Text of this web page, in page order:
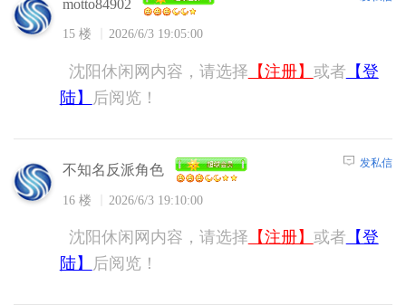
motto84902
15 楼 2026/6/3 19:05:00
沈阳休闲网内容，请选择 【注册】 或者 【登
陆】
后阅览！
不知名反派角色
16 楼 2026/6/3 19:10:00
发私信
沈阳休闲网内容，请选择 【注册】 或者 【登
陆】
后阅览！